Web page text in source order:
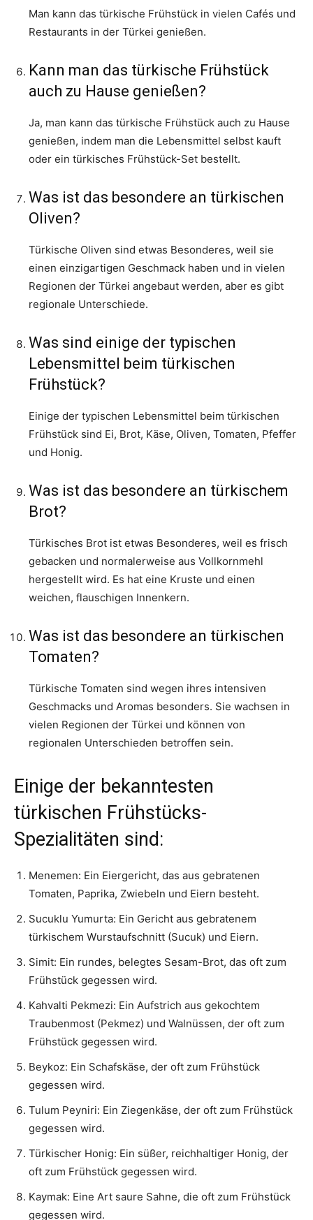
Man kann das türkische Frühstück in vielen Cafés und
Restaurants in der Türkei genießen.
Kann man das türkische Frühstück
auch zu Hause genießen?
Ja, man kann das türkische Frühstück auch zu Hause
genießen, indem man die Lebensmittel selbst kauft
oder ein türkisches Frühstück-Set bestellt.
Was ist das besondere an türkischen
Oliven?
Türkische Oliven sind etwas Besonderes, weil sie
einen einzigartigen Geschmack haben und in vielen
Regionen der Türkei angebaut werden, aber es gibt
regionale Unterschiede.
Was sind einige der typischen
Lebensmittel beim türkischen
Frühstück?
Einige der typischen Lebensmittel beim türkischen
Frühstück sind Ei, Brot, Käse, Oliven, Tomaten, Pfeffer
und Honig.
Was ist das besondere an türkischem
Brot?
Türkisches Brot ist etwas Besonderes, weil es frisch
gebacken und normalerweise aus Vollkornmehl
hergestellt wird. Es hat eine Kruste und einen
weichen, flauschigen Innenkern.
Was ist das besondere an türkischen
Tomaten?
Türkische Tomaten sind wegen ihres intensiven
Geschmacks und Aromas besonders. Sie wachsen in
vielen Regionen der Türkei und können von
regionalen Unterschieden betroffen sein.
Einige der bekanntesten
türkischen Frühstücks-
Spezialitäten sind:
Menemen: Ein Eiergericht, das aus gebratenen
Tomaten, Paprika, Zwiebeln und Eiern besteht.
Sucuklu Yumurta: Ein Gericht aus gebratenem
türkischem Wurstaufschnitt (Sucuk) und Eiern.
Simit: Ein rundes, belegtes Sesam-Brot, das oft zum
Frühstück gegessen wird.
Kahvalti Pekmezi: Ein Aufstrich aus gekochtem
Traubenmost (Pekmez) und Walnüssen, der oft zum
Frühstück gegessen wird.
Beykoz: Ein Schafskäse, der oft zum Frühstück
gegessen wird.
Tulum Peyniri: Ein Ziegenkäse, der oft zum Frühstück
gegessen wird.
Türkischer Honig: Ein süßer, reichhaltiger Honig, der
oft zum Frühstück gegessen wird.
Kaymak: Eine Art saure Sahne, die oft zum Frühstück
gegessen wird.